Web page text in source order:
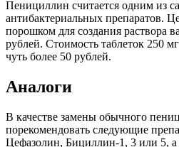
Пенициллин считается одним из
антибактериальных препаратов.
порошком для создания раствора
рублей. Стоимость таблеток 250
чуть более 50 рублей.
Аналоги
В качестве замены обычного
порекомендовать следующие
Цефазолин, Бициллин-1, 3 или 5,